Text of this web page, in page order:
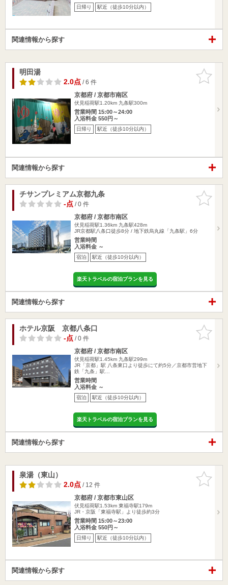
日帰り 駅近（徒歩10分以内）
関連情報から探す
お気に入
りに追加
明田湯
2.0点/ 6 件
京都府 / 京都市南区
伏見稲荷駅1.20km 九条駅300m
営業時間 15:00～24:00
入浴料金 550円～
日帰り 駅近（徒歩10分以内）
関連情報から探す
お気に入
りに追加
チサンプレミアム京都九条
-点/ 0 件
京都府 / 京都市南区
伏見稲荷駅1.36km 九条駅428m
JR京都駅八条口徒歩8分 / 地下鉄烏丸線「九条駅」6分
営業時間
入浴料金 ～
宿泊 駅近（徒歩10分以内）
楽天トラベルの宿泊プランを見る
関連情報から探す
お気に入
りに追加
ホテル京阪 京都八条口
-点/ 0 件
京都府 / 京都市南区
伏見稲荷駅1.45km 九条駅299m
JR「京都」駅 八条東口より徒歩にて約5分／京都市営地下
鉄「九条」駅…
営業時間
入浴料金 ～
宿泊 駅近（徒歩10分以内）
楽天トラベルの宿泊プランを見る
関連情報から探す
お気に入
りに追加
泉湯（東山）
2.0点/ 12 件
京都府 / 京都市東山区
伏見稲荷駅1.53km 東福寺駅179m
JR・京阪「東福寺駅」より徒歩約3分
営業時間 15:00～23:00
入浴料金 550円～
日帰り 駅近（徒歩10分以内）
関連情報から探す